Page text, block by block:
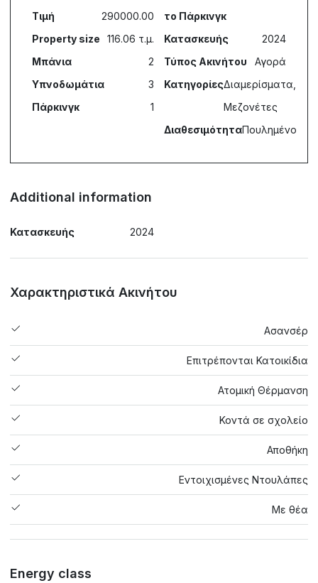
Τιμή
290000.00
Property size
116.06 τ.μ.
Μπάνια
2
Υπνοδωμάτια
3
Πάρκινγκ
1
το Πάρκινγκ
Κατασκευής
2024
Τύπος Ακινήτου
Αγορά
ΚατηγορίεςΔιαμερίσματα,
Μεζονέτες
ΔιαθεσιμότηταΠουλημένο
Additional information
Κατασκευής 2024
Χαρακτηριστικά Ακινήτου
Ασανσέρ
Επιτρέπονται Κατοικίδια
Ατομική Θέρμανση
Κοντά σε σχολείο
Αποθήκη
Εντοιχισμένες Ντουλάπες
Με θέα
Energy class